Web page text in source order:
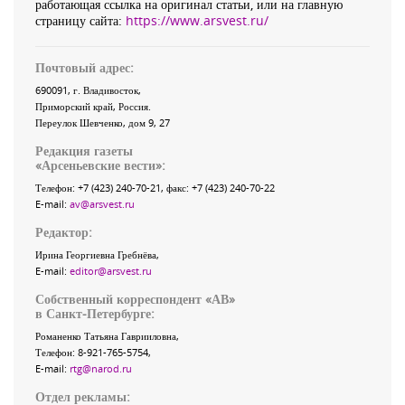
работающая ссылка на оригинал статьи, или на главную
страницу сайта: https://www.arsvest.ru/
Почтовый адрес:
690091, г. Владивосток,
Приморский край, Россия
Переулок Шевченко, дом 9, 27
Редакция газеты
«Арсеньевские вести»:
Телефон: +7 (423) 240-70-21, факс: +7 (423) 240-70-22
E-mail: av@arsvest.ru
Редактор:
Ирина Георгиевна Гребнёва,
E-mail: editor@arsvest.ru
Собственный корреспондент «АВ»
в Санкт-Петербурге:
Романенко Татьяна Гаврииловна,
Телефон: 8-921-765-5754,
E-mail: rtg@narod.ru
Отдел рекламы: